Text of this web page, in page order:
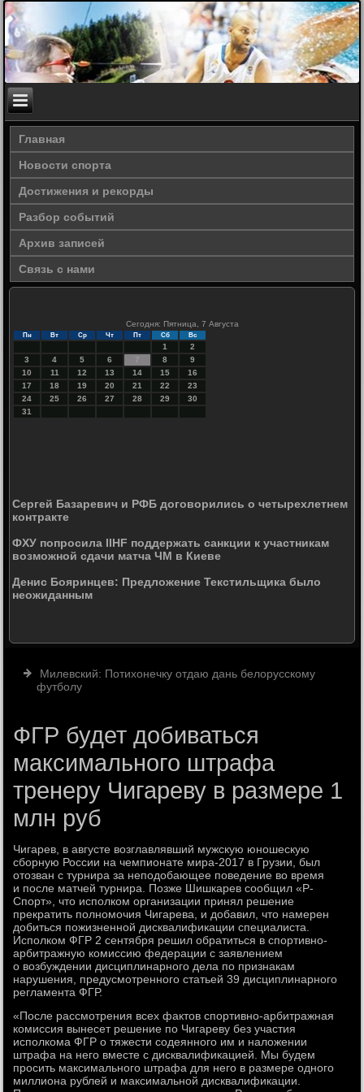
Главная
Новости спорта
Достижения и рекорды
Разбор событий
Архив записей
Связь с нами
Сегодня: Пятница, 7 Августа
Пн Вт Ср Чт Пт Сб Вс
1
2
3
4 5 6 7 8
9
10
11 12 13 14 15
16
17
18 19 20 21 22
23
24
25 26 27 28 29
30
31
Сергей Базаревич и РФБ договорились о четырехлетнем
контракте
ФХУ попросила IIHF поддержать санкции к участникам
возможной сдачи матча ЧМ в Киеве
Денис Бояринцев: Предложение Текстильщика было
неожиданным
Милевский: Потихонечку отдаю дань белорусскому
футболу
ФГР будет добиваться
максимального штрафа
тренеру Чигареву в размере 1
млн руб
Чигарев, в августе возглавлявший мужскую юношескую
сборную России на чемпионате мира-2017 в Грузии, был
отозван с турнира за неподобающее поведение во время
и после матчей турнира. Позже Шишкарев сообщил «Р-
Спорт», что исполком организации принял решение
прекратить полномочия Чигарева, и добавил, что намерен
добиться пожизненной дисквалификации специалиста.
Исполком ФГР 2 сентября решил обратиться в спортивно-
арбитражную комиссию федерации с заявлением
о возбуждении дисциплинарного дела по признакам
нарушения, предусмотренного статьей 39 дисциплинарного
регламента ФГР.
«После рассмотрения всех фактов спортивно-арбитражная
комиссия вынесет решение по Чигареву без участия
исполкома ФГР о тяжести содеянного им и наложении
штрафа на него вместе с дисквалификацией. Мы будем
просить максимального штрафа для него в размере одного
миллиона рублей и максимальной дисквалификации.